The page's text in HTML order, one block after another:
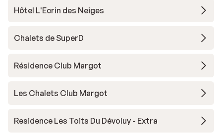
Hôtel L'Ecrin des Neiges
Chalets de SuperD
Résidence Club Margot
Les Chalets Club Margot
Residence Les Toits Du Dévoluy - Extra